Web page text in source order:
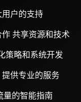
户的支持
共享资源和技术
策略和系统开发
供专业的服务
量的智能指南